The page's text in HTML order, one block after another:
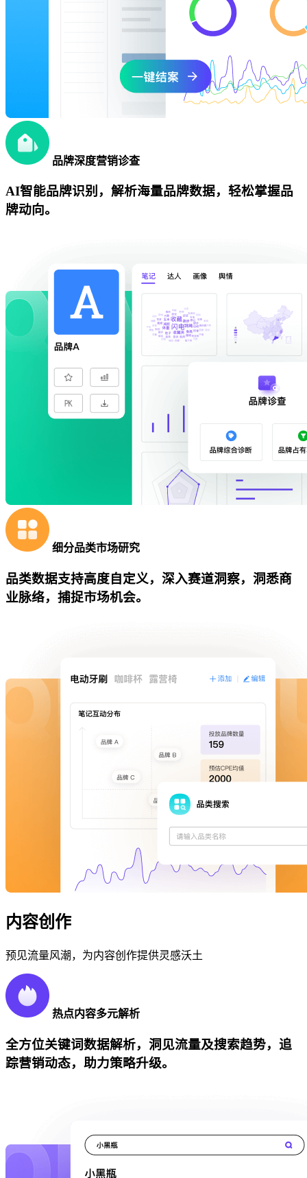
品牌深度营销诊查
AI智能品牌识别，解析海量品牌数据，轻松掌握品
牌动向。
细分品类市场研究
品类数据支持高度自定义，深入赛道洞察，洞悉商
业脉络，捕捉市场机会。
内容创作
预见流量风潮，为内容创作提供灵感沃土
热点内容多元解析
全方位关键词数据解析，洞见流量及搜索趋势，追
踪营销动态，助力策略升级。